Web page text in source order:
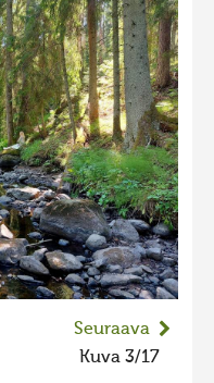
Seuraava
Kuva 3/17